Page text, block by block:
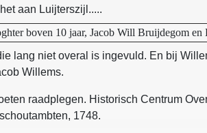
aan Luijterszijl.....
boven 10 jaar, Jacob Will Bruijdegom
lang niet overal is ingevuld. En bij
Willems.
raadplegen. Historisch Centrum
1748.